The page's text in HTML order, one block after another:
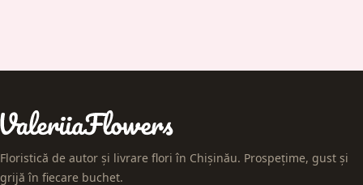
Floristică de autor și livrare flori în Chișinău. Prospețime, gust și
grijă în fiecare buchet.